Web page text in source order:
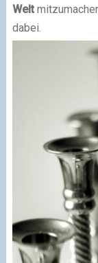
Welt
dabei.